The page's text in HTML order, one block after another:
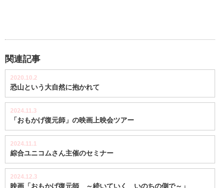
関連記事
2020.10.2
恐山という大自然に抱かれて
2024.11.3
「おもかげ復元師」の映画上映会ツアー
2024.11.1
綜合ユニコムさん主催のセミナー
2024.12.3
映画「おもかげ復元師 ～続いていく いのちの側で～」